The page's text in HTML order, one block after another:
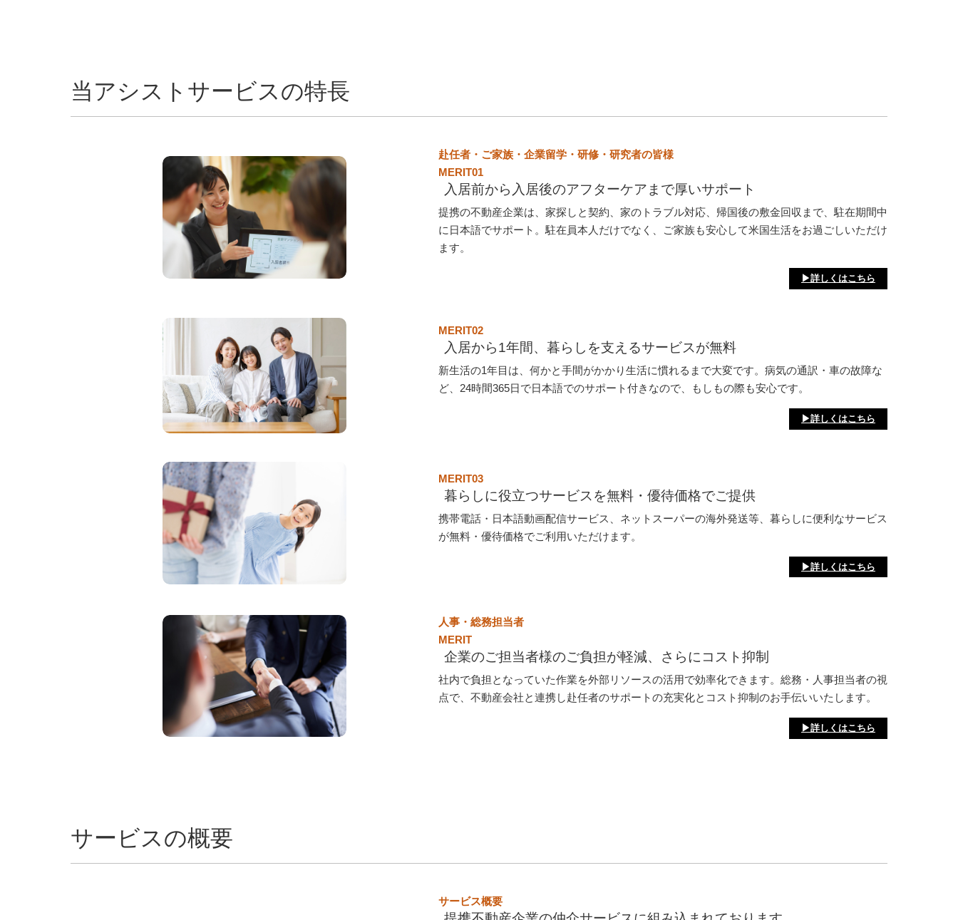
当アシストサービスの特長
赴任者・ご家族・企業留学・研修・研究者の皆様
MERIT01
入居前から入居後のアフターケアまで厚いサポート
提携の不動産企業は、家探しと契約、家のトラブル対応、帰国後の敷金回収まで、駐在期間中
に日本語でサポート。駐在員本人だけでなく、ご家族も安心して米国生活をお過ごしいただけ
ます。
▶詳しくはこちら
MERIT02
入居から1年間、暮らしを支えるサービスが無料
新生活の1年目は、何かと手間がかかり生活に慣れるまで大変です。病気の通訳・車の故障な
ど、24時間365日で日本語でのサポート付きなので、もしもの際も安心です。
▶詳しくはこちら
MERIT03
暮らしに役立つサービスを無料・優待価格でご提供
携帯電話・日本語動画配信サービス、ネットスーパーの海外発送等、暮らしに便利なサービス
が無料・優待価格でご利用いただけます。
▶詳しくはこちら
人事・総務担当者
MERIT
企業のご担当者様のご負担が軽減、さらにコスト抑制
社内で負担となっていた作業を外部リソースの活用で効率化できます。総務・人事担当者の視
点で、不動産会社と連携し赴任者のサポートの充実化とコスト抑制のお手伝いいたします。
▶詳しくはこちら
サービスの概要
サービス概要